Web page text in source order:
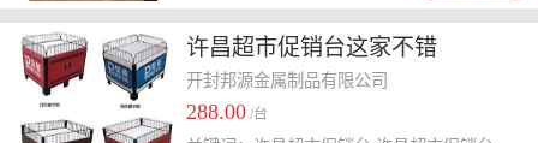
许昌超市促销台这家不错
开封邦源金属制品有限公司
288.00 /台